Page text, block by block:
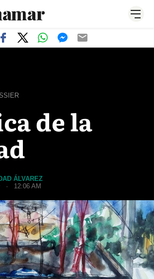
de la
ÁLVAREZ
· 12:06 AM